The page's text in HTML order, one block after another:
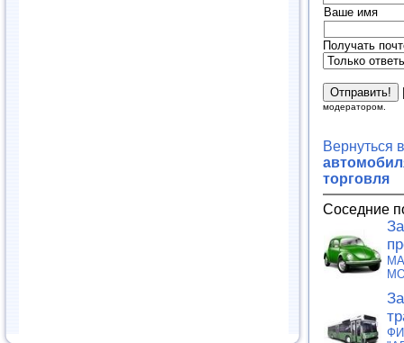
Ваше имя
Получать
модератором.
Вернуться
торговля
Соседние